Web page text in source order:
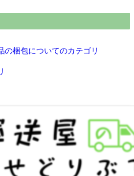
の梱包についてのカテゴリ